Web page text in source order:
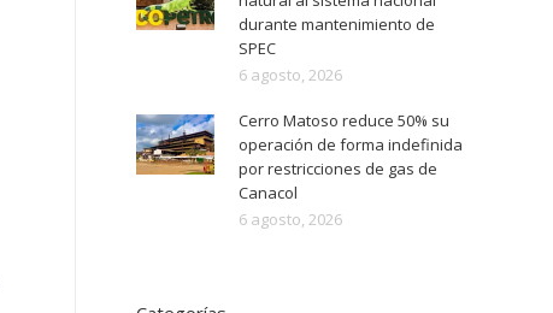
durante mantenimiento de
SPEC
6 agosto, 2026
Cerro Matoso reduce 50% su
operación de forma indefinida
por restricciones de gas de
Canacol
6 agosto, 2026